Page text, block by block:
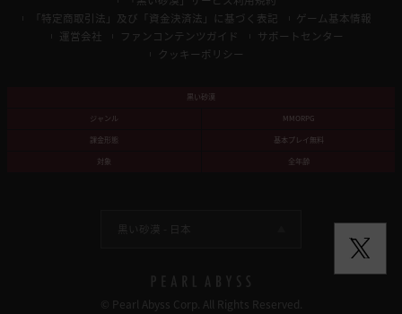
「特定商取引法」及び「資金決済法」に基づく表記
ゲーム基本情報
運営会社
ファンコンテンツガイド
サポートセンター
クッキーポリシー
黒い砂漠
ジャンル
MMORPG
課金形態
基本プレイ無料
対象
全年齢
黒い砂漠 - 日本
© Pearl Abyss Corp. All Rights Reserved.